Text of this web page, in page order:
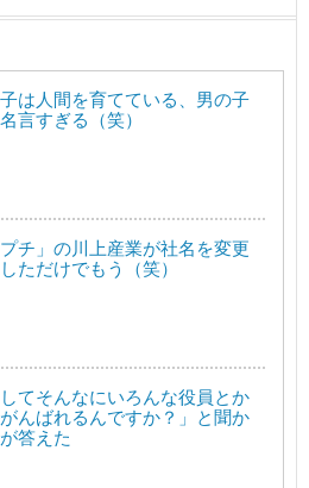
子は人間を育てている、男の子
言すぎる（笑）
プチ」の川上産業が社名を変更
ただけでもう（笑）
してそんなにいろんな役員とか
んばれるんですか？」と聞か
答えた